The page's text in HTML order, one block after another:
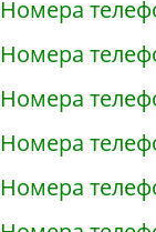
Номера
Номера
Номера
Номера
Номера